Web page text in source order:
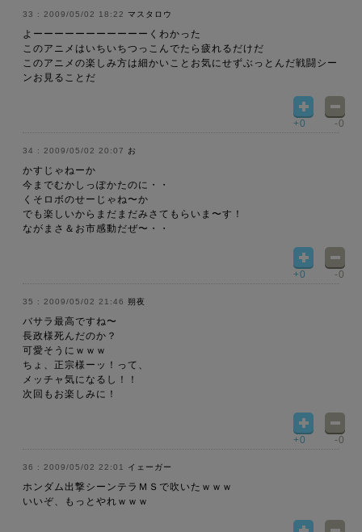
2009/05/02 18:22 マスタロウ
よーーーーーーーーーーーくわかった
このアニメはいちいちつっこんでたら疲れるだけだ
このアニメの楽しみ方は細かいことお気にせずぶっとんだ戦闘シー
ンお見ることだ
+0 -0
2009/05/02 20:07 お
かすじゃねーか
今までむかしっぽかたのに・・
くそロボのせーじゃね〜か
でも楽しいからまだまだみさてもらいま〜す！
ながまさ＆お市感動だぜ〜・・
+0 -0
2009/05/02 21:46 朔夜
バサラ最高ですね〜
長政様死んだのか？
可愛そうにｗｗｗ
ちょ、正宗様ーッ！って、
メッチャ気になるし！！
次回もお楽しみに！
+0 -0
2009/05/02 22:01 イェーガー
ホンダム出撃シーンテラＭＳで吹いたｗｗｗ
いいぞ、もっとやれｗｗｗ